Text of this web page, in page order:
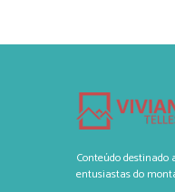
Conteúdo
entusiastas do